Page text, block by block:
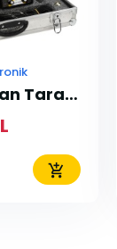
Euro Gold Alan Tarama